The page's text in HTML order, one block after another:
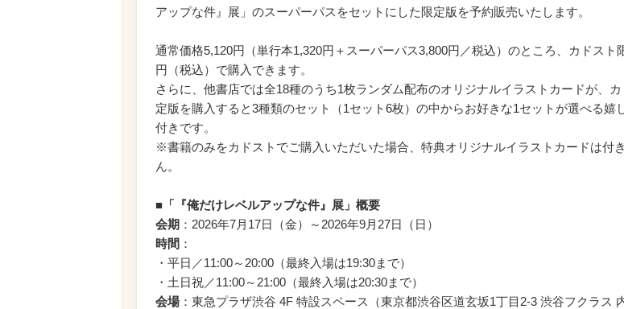
アップな件』展」のスーパーパスをセットにした限定版を予約販売いたします。
通常価格5,120円（単行本1,320円＋スーパーパス3,800円／税込）のところ、カドスト
円（税込）で購入できます。
さらに、他書店では全18種のうち1枚ランダム配布のオリジナルイラストカードが、
定版を購入すると3種類のセット（1セット6枚）の中からお好きな1セットが選べる嬉
付きです。
※書籍のみをカドストでご購入いただいた場合、特典オリジナルイラストカードは付
ん。
■「『俺だけレベルアップな件』展」概要
会期 ：2026年7月17日（金）～2026年9月27日（日）
時間 ：
・平日／11:00～20:00（最終入場は19:30まで）
・土日祝／11:00～21:00（最終入場は20:30まで）
会場：東急プラザ渋谷 4F 特設スペース（東京都渋谷区道玄坂1丁目2-3 渋谷フクラス 内